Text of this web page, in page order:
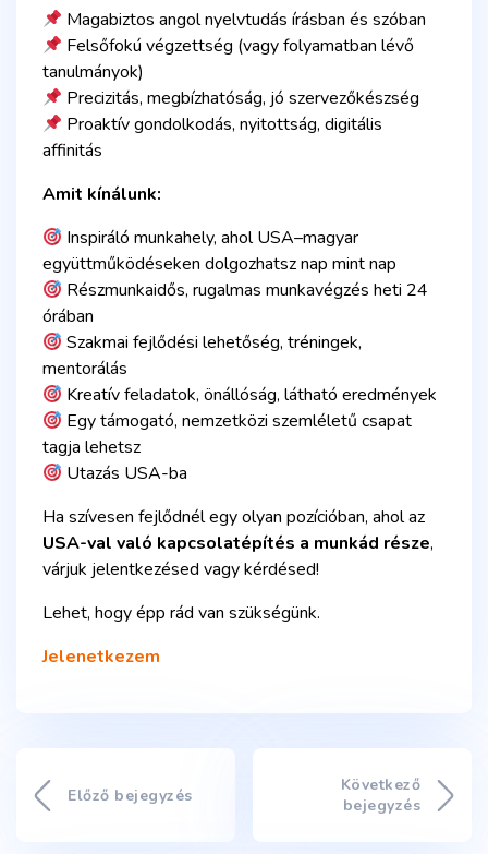
Magabiztos angol nyelvtudás írásban és szóban
Felsőfokú végzettség (vagy folyamatban lévő
tanulmányok)
Precizitás, megbízhatóság, jó szervezőkészség
Proaktív gondolkodás, nyitottság, digitális
affinitás
Amit kínálunk:
Inspiráló munkahely, ahol USA–magyar
együttműködéseken dolgozhatsz nap mint nap
Részmunkaidős, rugalmas munkavégzés heti 24
órában
Szakmai fejlődési lehetőség, tréningek,
mentorálás
Kreatív feladatok, önállóság, látható eredmények
Egy támogató, nemzetközi szemléletű csapat
tagja lehetsz
Utazás USA-ba
Ha szívesen fejlődnél egy olyan pozícióban, ahol az
USA-val való kapcsolatépítés a munkád része,
várjuk jelentkezésed vagy kérdésed!
Lehet, hogy épp rád van szükségünk.
Jelenetkezem
Előző bejegyzés
Következő
bejegyzés